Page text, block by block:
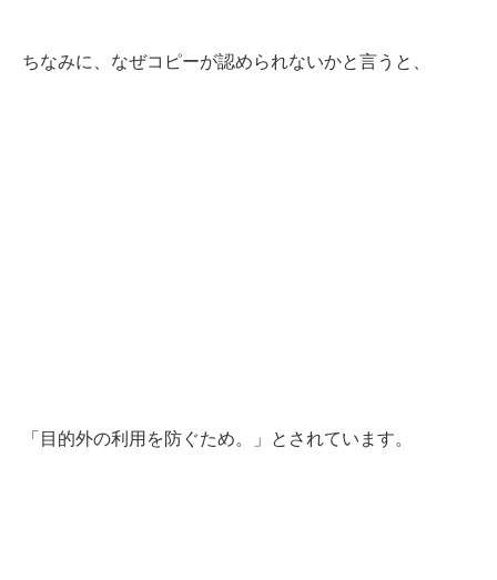
ちなみに、なぜコピーが認められないかと言うと、
「目的外の利用を防ぐため。」とされています。